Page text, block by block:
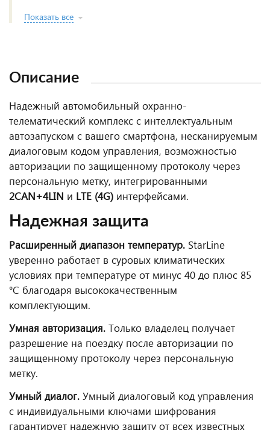
Показать все
Описание
Надежный автомобильный охранно-
телематический комплекс с интеллектуальным
автозапуском с вашего смартфона, несканируемым
диалоговым кодом управления, возможностью
авторизации по защищенному протоколу через
персональную метку, интегрированными
2CAN+4LIN и LTE (4G) интерфейсами.
Надежная защита
Расширенный диапазон температур. StarLine
уверенно работает в суровых климатических
условиях при температуре от минус 40 до плюс 85
°С благодаря высококачественным
комплектующим.
Умная авторизация. Только владелец получает
разрешение на поездку после авторизации по
защищенному протоколу через персональную
метку.
Умный диалог. Умный диалоговый код управления
c индивидуальными ключами шифрования
гарантирует надежную защиту от всех известных